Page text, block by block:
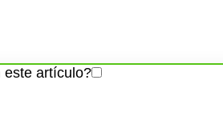
este artículo?